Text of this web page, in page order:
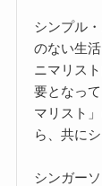
シンプル
のない生
ニマリス
要となっ
マリスト
ら、共に
シンガー